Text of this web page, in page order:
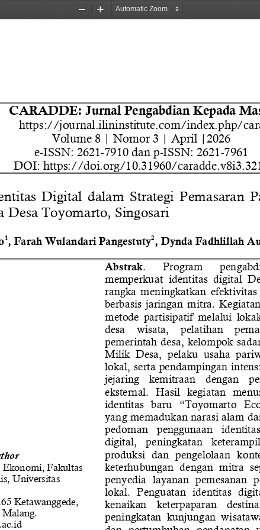
Zoom
Zoom
CARADDE: Jurnal Pengabdian Kepada
https://journal.ilininstitute.com/index.php/
Volume 8 | Nomor 3 | April |2026
e-ISSN: 2621-7910 dan p-ISSN: 2621-7961
DOI: https://doi.org/10.31960/caradde.v8i3. 32
Digital  dalam  Strategi  Pemasaran
Desa Toyomarto, Singosari
1, Farah Wulandari Pangestuty2, Dynda Fadhlillah
Fakultas
Universitas
Ketawanggede,
Abstrak Program
memperkuat  identitas  digital
rangka  meningkatkan  efektivitas
berbasis  jaringan  mitra.
metode  partisipatif  melalui
desa    wisata,    pelatihan
pemerintah desa, kelompok
Milik  Desa,  pelaku  usaha
lokal, serta pendampingan
jejaring    kemitraan    dengan
eksternal .  Hasil  kegiatan
identitas  baru  “Toyomarto
yang memadukan narasi alam
pedoman   penggunaan
digital,   peningkatan
produksi  dan  pengelolaan
keterhubungan  dengan  mitra
penyedia  layanan  pemesanan
lokal.  Penguatan  identitas
kenaikan    keterpaparan
peningkatan  kunjungan